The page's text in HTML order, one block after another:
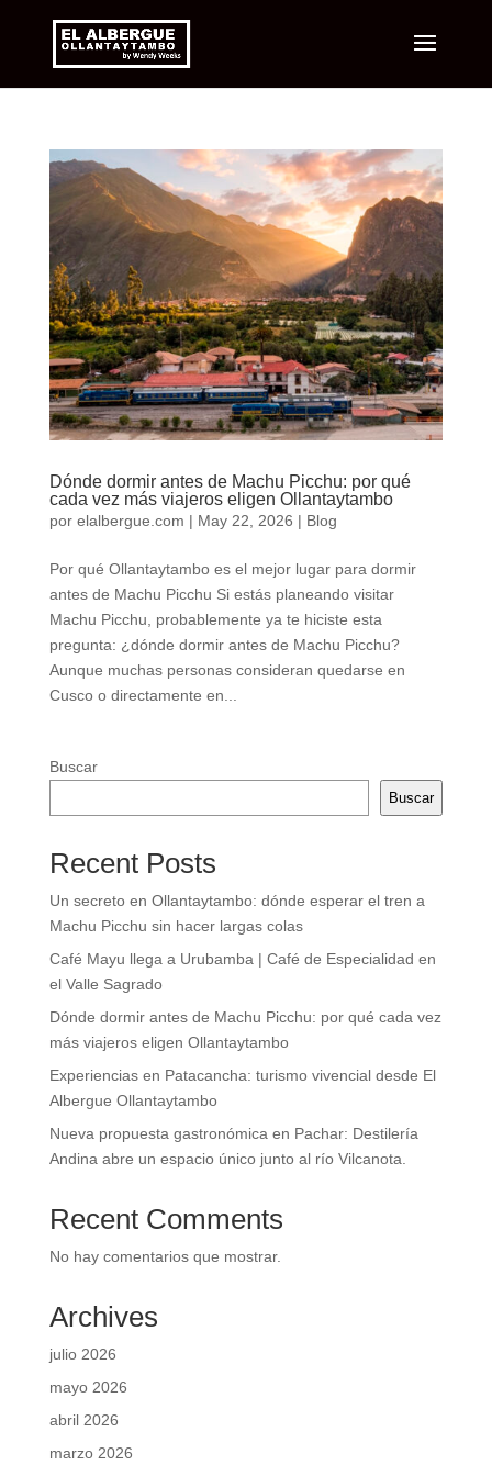
Dónde dormir antes de Machu Picchu: por qué
cada vez más viajeros eligen Ollantaytambo
por elalbergue.com | May 22, 2026 | Blog
Por qué Ollantaytambo es el mejor lugar para dormir
antes de Machu Picchu Si estás planeando visitar
Machu Picchu, probablemente ya te hiciste esta
pregunta: ¿dónde dormir antes de Machu Picchu?
Aunque muchas personas consideran quedarse en
Cusco o directamente en...
Buscar
Buscar
Recent Posts
Un secreto en Ollantaytambo: dónde esperar el tren a
Machu Picchu sin hacer largas colas
Café Mayu llega a Urubamba | Café de Especialidad en
el Valle Sagrado
Dónde dormir antes de Machu Picchu: por qué cada vez
más viajeros eligen Ollantaytambo
Experiencias en Patacancha: turismo vivencial desde El
Albergue Ollantaytambo
Nueva propuesta gastronómica en Pachar: Destilería
Andina abre un espacio único junto al río Vilcanota.
Recent Comments
No hay comentarios que mostrar.
Archives
julio 2026
mayo 2026
abril 2026
marzo 2026